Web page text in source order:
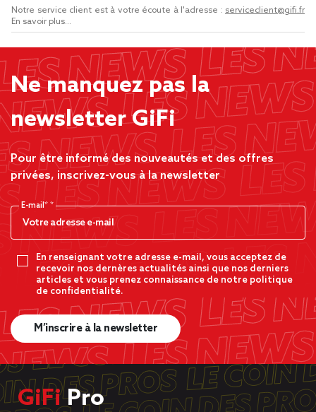
Notre service client est à votre écoute à l'adresse : serviceclient@gifi.fr
En savoir plus...
Ne manquez pas la
newsletter GiFi
Pour être informé des nouveautés et des offres
privées, inscrivez-vous à la newsletter
E-mail*
En renseignant votre adresse e-mail, vous acceptez de
recevoir nos dernères actualités ainsi que nos derniers
articles et vous prenez connaissance de notre politique
de confidentialité.
M’inscrire à la newsletter
GiFiPro